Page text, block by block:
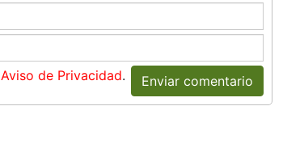
Aviso de Privacidad. Enviar comentario